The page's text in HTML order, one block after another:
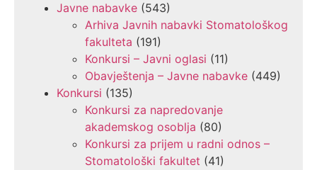
Javne nabavke (543)
Arhiva Javnih nabavki Stomatološkog
fakulteta (191)
Konkursi – Javni oglasi (11)
Obavještenja – Javne nabavke (449)
Konkursi (135)
Konkursi za napredovanje
akademskog osoblja (80)
Konkursi za prijem u radni odnos –
Stomatološki fakultet (41)